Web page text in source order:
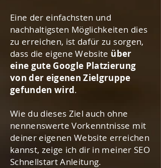
Eine der einfachsten und
nachhaltigsten Möglichkeiten dies
zu erreichen, ist dafür zu sorgen,
dass die eigene Website über
eine gute Google Platzierung
von der eigenen Zielgruppe
gefunden wird.
Wie du dieses Ziel auch ohne
nennenswerte Vorkenntnisse mit
deiner eigenen Website erreichen
kannst, zeige ich dir in meiner SEO
Schnellstart Anleitung.